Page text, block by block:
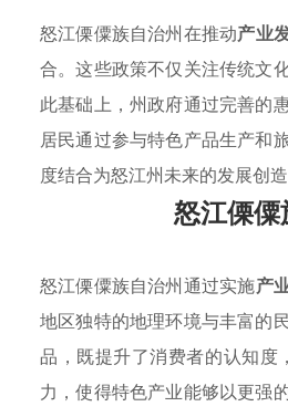
怒江傈僳族自治州在推动产业
合。这些政策不仅关注传统文
此基础上，州政府通过完善的
居民通过参与特色产品生产和
度结合为怒江州未来的发展创造
怒江傈
怒江傈僳族自治州通过实施产
地区独特的地理环境与丰富的
品，既提升了消费者的认知度
力，使得特色产业能够以更强